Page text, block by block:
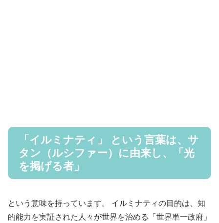
「イルミナティ」 という言葉は、サ
タン（ルシファー）に由来し、「光
を掲げる者」
という意味を持っています。 イルミナティの目的は、知
的能力を実証された人々が世界を治める「世界単一政府」